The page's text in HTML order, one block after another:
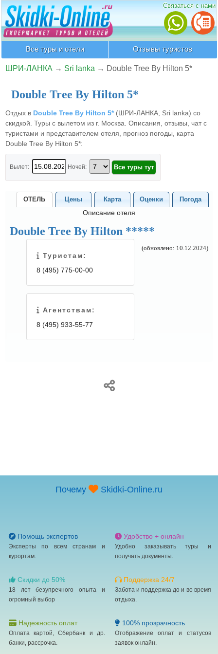
Связаться с нами
Все туры и отели Отзывы туристов
ШРИ-ЛАНКА → Sri lanka → Double Tree By Hilton 5*
Double Tree By Hilton 5*
Отдых в Double Tree By Hilton 5*(ШРИ-ЛАНКА, Sri lanka) со
скидкой. Туры с вылетом из г. Москва. Описания, отзывы, чат с
туристами и представителем отеля, прогноз погоды, карта
Double Tree By Hilton 5*:
Вылет: Ночей:
ОТЕЛЬ Цены Карта Оценки Погода
Описание отеля
Double Tree By Hilton *****
(обновлено: 10.12.2024)
Туристам:
8 (495) 775-00-00
Агентствам:
8 (495) 933-55-77
Почему Skidki-Online.ru
Помощь экспертов
Эксперты по всем странам и
курортам.
Удобство + онлайн
Удобно заказывать туры и
получать документы.
Скидки до 50%
18 лет безупречного опыта и
огромный выбор
Поддержка 24/7
Забота и поддержка до и во время
отдыха.
Надежность оплат
Оплата картой, Сбербанк и др.
банки, рассрочка.
100% прозрачность
Отображение оплат и статусов
заявок онлайн.